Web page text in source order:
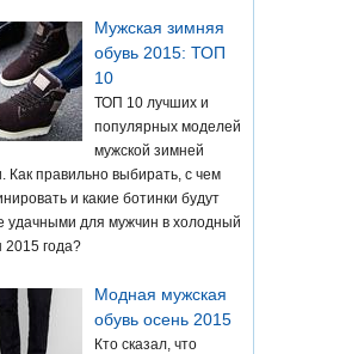
Мужская зимняя
обувь 2015: ТОП
10
ТОП 10 лучших и
популярных моделей
мужской зимней
Как правильно выбирать, с чем
и какие ботинки будут
удачными для мужчин в холодный
2015 года?
Модная мужская
обувь осень 2015
Кто сказал, что